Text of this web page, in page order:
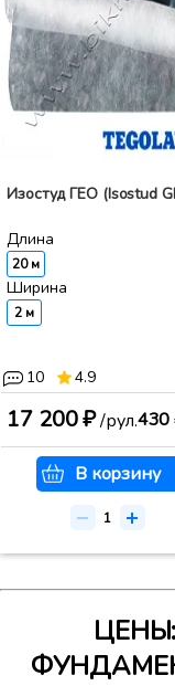
Изостуд ГЕО (Isostud
Длина
20 м
Ширина
2 м
10 4.9
17 200 ₽/рул.430
В корзину